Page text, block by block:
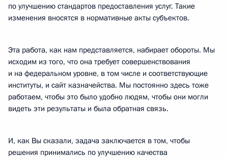
по улучшению стандартов предоставления услуг. Такие
изменения вносятся в нормативные акты субъектов.
Эта работа, как нам представляется, набирает обороты. Мы
исходим из того, что она требует совершенствования
и на федеральном уровне, в том числе и соответствующие
институты, и сайт казначейства. Мы постоянно здесь тоже
работаем, чтобы это было удобно людям, чтобы они могли
видеть эти результаты и была обратная связь.
И, как Вы сказали, задача заключается в том, чтобы
решения принимались по улучшению качества